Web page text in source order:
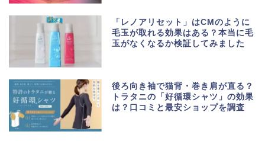
「レノアリセット」はCMのように
毛玉が取れる効果はある？本当に毛
玉がなくなるか検証してみました
後ろ向き袖で猫背・巻き肩が直る？
トラタニの「好循環シャツ」の効果
は？口コミと最安ショップを調査